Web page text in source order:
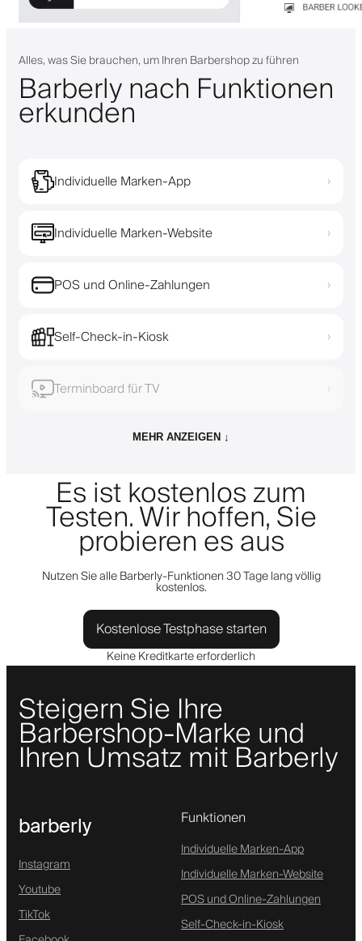
Alles, was Sie brauchen, um Ihren Barbershop zu führen
Barberly nach Funktionen
erkunden
Individuelle Marken-App ›
Individuelle Marken-Website ›
POS und Online-Zahlungen ›
Self-Check-in-Kiosk ›
Terminboard für TV ›
MEHR ANZEIGEN ↓
Es ist kostenlos zum
Testen. Wir hoffen, Sie
probieren es aus
Nutzen Sie alle Barberly-Funktionen 30 Tage lang völlig
kostenlos.
Kostenlose Testphase starten
Keine Kreditkarte erforderlich
Steigern Sie Ihre
Barbershop-Marke und
Ihren Umsatz mit Barberly
barberly
Instagram
Youtube
TikTok
Funktionen
Individuelle Marken-App
Individuelle Marken-Website
POS und Online-Zahlungen
Self-Check-in-Kiosk